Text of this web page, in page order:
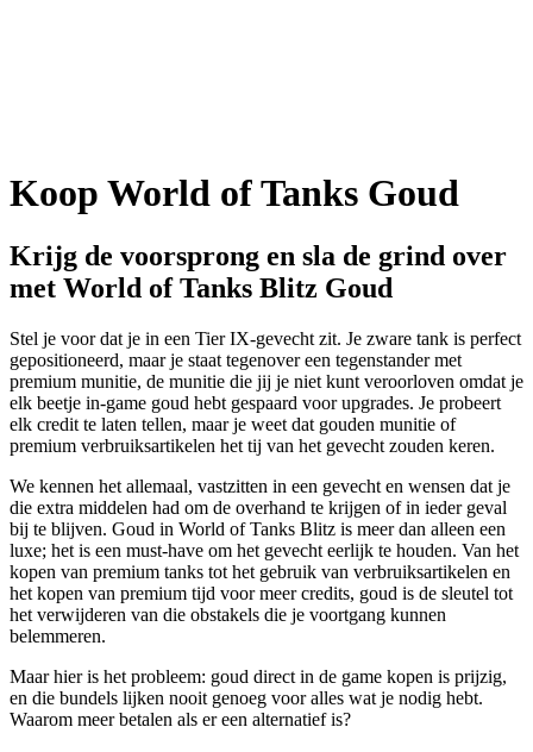
Koop World of Tanks Goud
Krijg de voorsprong en sla de grind over
met World of Tanks Blitz Goud
Stel je voor dat je in een Tier IX-gevecht zit. Je zware tank is perfect
gepositioneerd, maar je staat tegenover een tegenstander met
premium munitie, de munitie die jij je niet kunt veroorloven omdat je
elk beetje in-game goud hebt gespaard voor upgrades. Je probeert
elk credit te laten tellen, maar je weet dat gouden munitie of
premium verbruiksartikelen het tij van het gevecht zouden keren.
We kennen het allemaal, vastzitten in een gevecht en wensen dat je
die extra middelen had om de overhand te krijgen of in ieder geval
bij te blijven. Goud in World of Tanks Blitz is meer dan alleen een
luxe; het is een must-have om het gevecht eerlijk te houden. Van het
kopen van premium tanks tot het gebruik van verbruiksartikelen en
het kopen van premium tijd voor meer credits, goud is de sleutel tot
het verwijderen van die obstakels die je voortgang kunnen
belemmeren.
Maar hier is het probleem: goud direct in de game kopen is prijzig,
en die bundels lijken nooit genoeg voor alles wat je nodig hebt.
Waarom meer betalen als er een alternatief is?